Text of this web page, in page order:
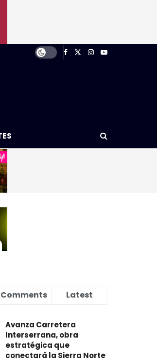
Comments Latest
Avanza Carretera
Interserrana, obra
estratégica que
conectará la Sierra Norte